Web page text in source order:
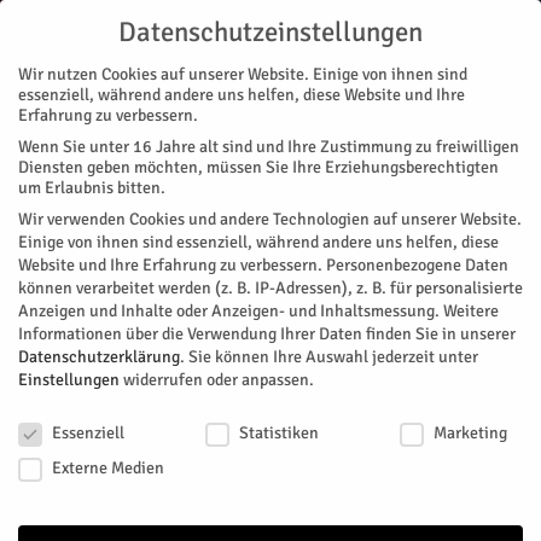
Start Magazin Literatur 22 neue Vorlesepaten ausgebildet
MAGAZIN LITERATUR
22 neue Vorlesepaten ausgebildet
Die Vorlesestudien der vergangenen Jahre zeigen: Vorlesen ist
ein zentraler Baustein in der Entwicklung von Kindern und
fördert deren Bildungschancen
Von Kreis Düren- März 5, 2018 167 0
Facebook Twitter
Datenschutzeinstellungen
Wir nutzen Cookies auf unserer Website. Einige von ihnen sind
essenziell, während andere uns helfen, diese Website und Ihre
Erfahrung zu verbessern.
Wenn Sie unter 16 Jahre alt sind und Ihre Zustimmung zu freiwilligen
Diensten geben möchten, müssen Sie Ihre Erziehungsberechtigten
um Erlaubnis bitten.
Wir verwenden Cookies und andere Technologien auf unserer Website.
Einige von ihnen sind essenziell, während andere uns helfen, diese
Website und Ihre Erfahrung zu verbessern. Personenbezogene Daten
können verarbeitet werden (z. B. IP-Adressen), z. B. für personalisierte
Anzeigen und Inhalte oder Anzeigen- und Inhaltsmessung. Weitere
Informationen über die Verwendung Ihrer Daten finden Sie in unserer
Datenschutzerklärung. Sie können Ihre Auswahl jederzeit unter
Einstellungen widerrufen oder anpassen.
Essenziell
Statistiken
Marketing
Externe Medien